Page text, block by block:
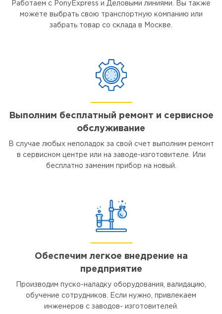
Работаем с PonyExpress и Деловыми линиями. Вы также
можете выбрать свою транспортную компанию или
забрать товар со склада в Москве.
Выполним бесплатный ремонт и сервисное
обслуживание
В случае любых неполадок за свой счет выполним ремонт
в сервисном центре или на заводе-изготовителе. Или
бесплатно заменим прибор на новый.
Обеспечим легкое внедрение на
предприятие
Производим пуско-наладку оборудования, валидацию,
обучение сотрудников. Если нужно, привлекаем
инженеров с заводов- изготовителей.